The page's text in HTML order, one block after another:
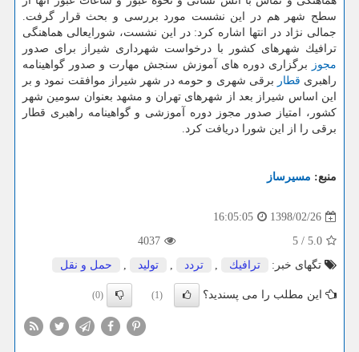
سطح شهر هم در این نشست مورد بررسی و بحث قرار گرفت.
جمالی نژاد در انتها اشاره كرد: در این نشست، شورایعالی هماهنگی
ترافیك شهرهای كشور با درخواست شهرداری شیراز برای صدور
مجوز
برگزاری دوره های آموزش سنجش مهارت و صدور گواهینامه
راهبری قطار برقی شهری و حومه در شهر شیراز موافقت نمود و بر
این اساس شیراز بعد از شهرهای تهران و مشهد بعنوان سومین شهر
كشور، امتیاز صدور مجوز دوره آموزشی و گواهینامه راهبری قطار
برقی را از این شورا دریافت كرد.
منبع: مسیرساز
1398/02/26
16:05:05
5.0
/
5
4037
تگهای خبر:
ترافیك , تردد , تولید , حمل و نقل
این مطلب را می پسندید؟ (1)
(0)